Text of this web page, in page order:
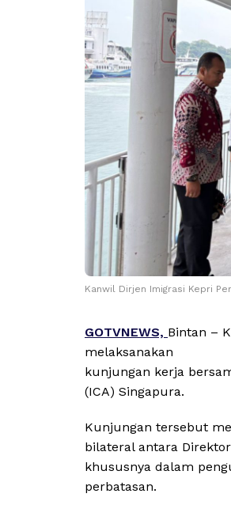
Kanwil Dirjen Imigrasi Kepri
GOTVNEWS, Bintan –
melaksanakan
kunjungan kerja
(ICA) Singapura.
Kunjungan tersebut
bilateral antara
khususnya dalam
perbatasan.